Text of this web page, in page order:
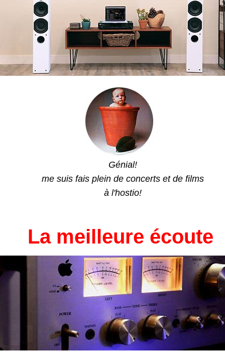
La meilleure écoute
Génial!
me suis fais plein de concerts et de films
à l'hostio!